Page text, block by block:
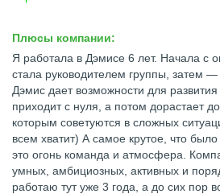
Плюсы компании:
Я работала в Дэмисе 6 лет. Начала с
стала руководителем группы, затем —
Дэмис дает возможности для
приходит с нуля, а потом дорастает
которым советуются в сложных
всем хватит) А самое крутое, что
это огонь команда и атмосфера.
умных, амбициозных, активных и
работаю тут уже 3 года, а до сих пор